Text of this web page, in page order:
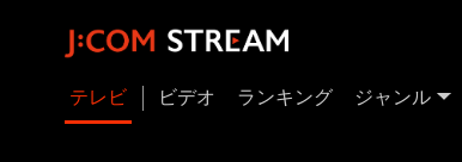
テレビ ビデオ ランキング ジャンル